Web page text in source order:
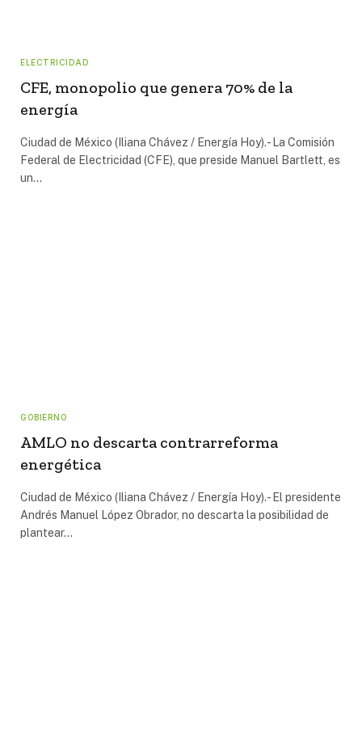
ELECTRICIDAD
CFE, monopolio que genera 70% de la
energía
Ciudad de México (Iliana Chávez / Energía Hoy).- La Comisión
Federal de Electricidad (CFE), que preside Manuel Bartlett, es
un…
GOBIERNO
AMLO no descarta contrarreforma
energética
Ciudad de México (Iliana Chávez / Energía Hoy).- El presidente
Andrés Manuel López Obrador, no descarta la posibilidad de
plantear…